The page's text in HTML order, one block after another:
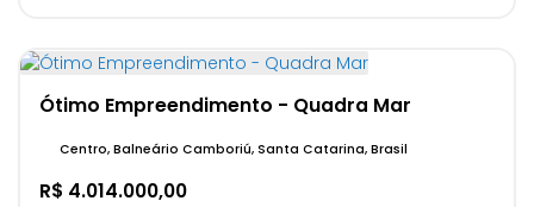
Ótimo Empreendimento - Quadra Mar
R$ 4.014.000,00
Centro, Balneário Camboriú, Santa Catarina, Brasil